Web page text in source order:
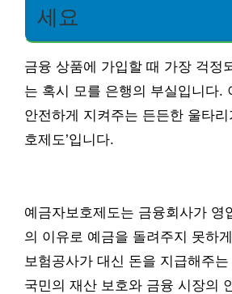
세요
금융 상품에 가입할 때 가장 걱정
는 혹시 모를 은행의 부실입니다.
안전하게 지켜주는 든든한 울타리
호제도’입니다.
예금자보호제도는 금융회사가 영
의 이유로 예금을 돌려주지 못하
보험공사가 대신 돈을 지급해주
국민의 재산 보호와 금융 시장의